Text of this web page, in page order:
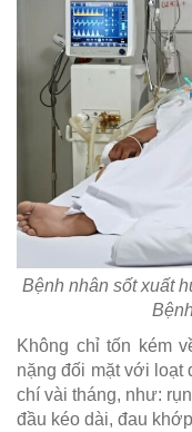
Bệnh nhân sốt xuất
Không chỉ tốn kém
nặng đối mặt với loạt
chí vài tháng, như:
đầu kéo dài, đau